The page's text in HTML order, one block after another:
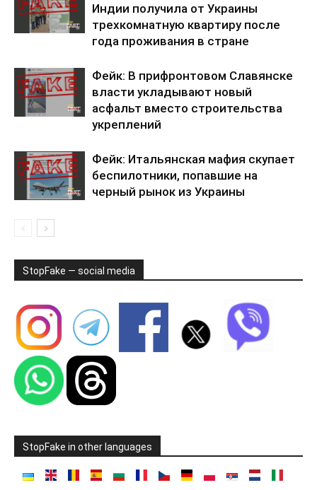
Индии получила от Украины
трехкомнатную квартиру после
года проживания в стране
Фейк: В прифронтовом Славянске
власти укладывают новый
асфальт вместо строительства
укреплений
Фейк: Итальянская мафия скупает
беспилотники, попавшие на
черный рынок из Украины
StopFake — social media
StopFake in other languages